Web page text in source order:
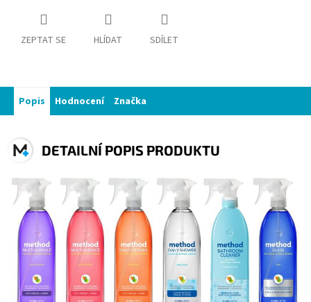
ZEPTAT SE HLÍDAT SDÍLET
Popis Hodnocení Značka
DETAILNÍ POPIS PRODUKTU